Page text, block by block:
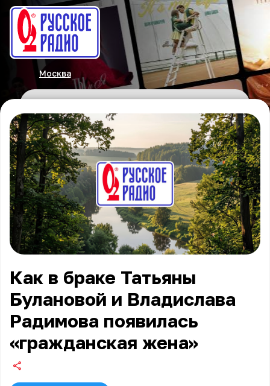
Москва
Как в браке Татьяны
Булановой и Владислава
Радимова появилась
«гражданская жена»